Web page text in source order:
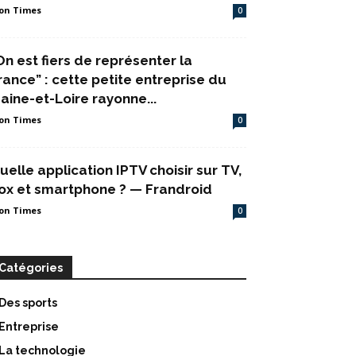
Times 0
est fiers de représenter la
: cette petite entreprise du
et-Loire rayonne...
Times 0
application IPTV choisir sur TV,
et smartphone ? — Frandroid
Times 0
Catégories
Des sports
Entreprise
La technologie